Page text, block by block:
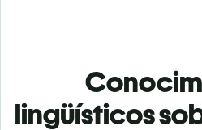
lingüísticos